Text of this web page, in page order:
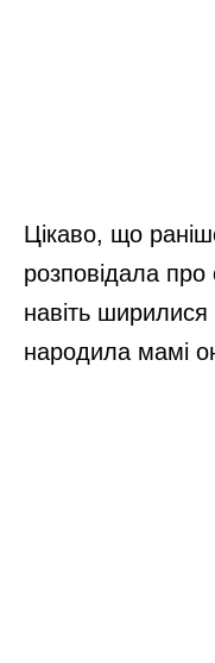
Цікаво, що
розповідала
навіть
народила мамі